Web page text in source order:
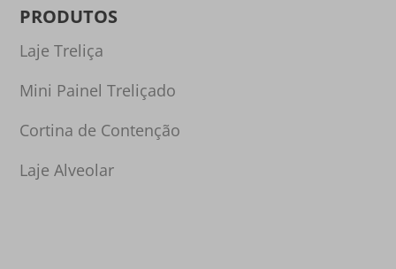
PRODUTOS
Laje Treliça
Mini Painel Treliçado
Cortina de Contenção
Laje Alveolar